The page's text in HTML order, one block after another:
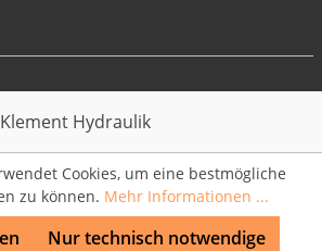
Hydraulik
Cookies, um eine bestmögliche
zu können. Mehr Informationen ...
Nur technisch notwendige